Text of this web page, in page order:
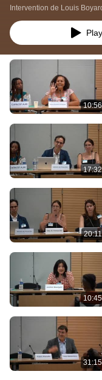
Intervention de Louis
10:56
17:32
20:11
10:45
31:15